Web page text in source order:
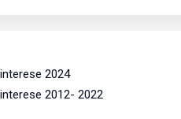
2024
2012- 2022